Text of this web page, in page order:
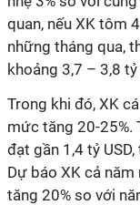
quan, nếu XK tôm
những tháng qua,
khoảng 3,7 – 3,8
Trong khi đó, XK
mức tăng 20-25%.
đạt gần 1,4 tỷ
Dự báo XK cả năm
tăng 20% so với